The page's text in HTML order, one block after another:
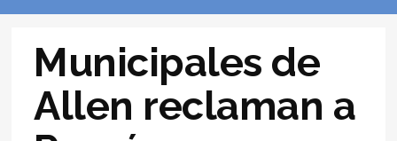
Municipales de
Allen reclaman a